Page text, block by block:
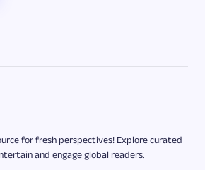
for fresh perspectives! Explore curated
and engage global readers.